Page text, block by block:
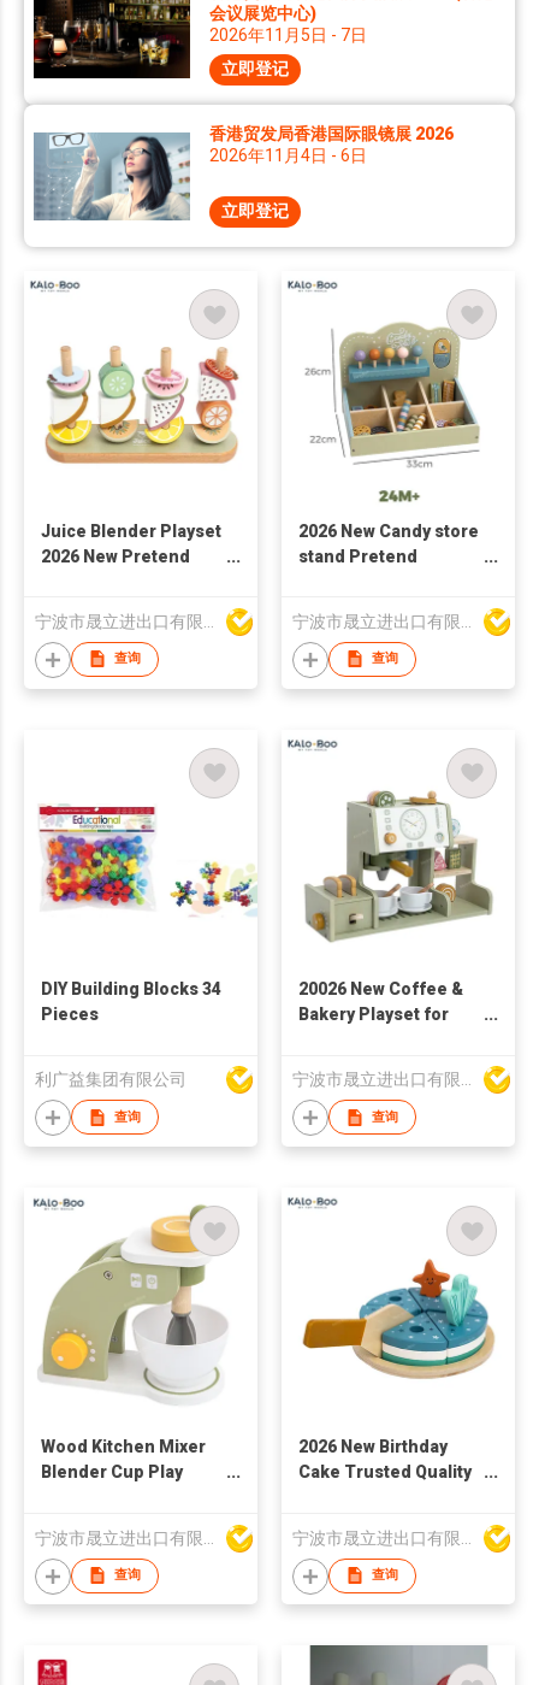
会议展览中心)
2026年11月5日 - 7日
立即登记
香港贸发局香港国际眼镜展 2026
2026年11月4日 - 6日
立即登记
Juice Blender Playset
2026 New Pretend
查询
2026 New Candy store
stand Pretend
查询
DIY Building Blocks 34
Pieces
利广益集团有限公司
查询
20026 New Coffee &
Bakery Playset for
宁波市晟立进出口有限公司
查询
Wood Kitchen Mixer
Blender Cup Play
Game
查询
2026 New Birthday
Cake Trusted Quality
Play Cutting Cake Toy
for Children Party
查询